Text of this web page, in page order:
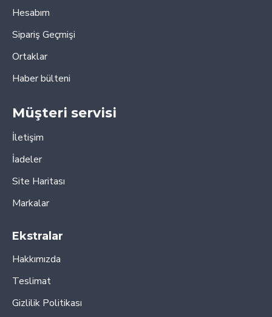
Hesabım
Sipariş Geçmişi
Ortaklar
Haber bülteni
Müşteri servisi
İletişim
İadeler
Site Haritası
Markalar
Ekstralar
Hakkımızda
Teslimat
Gizlilik Politikası